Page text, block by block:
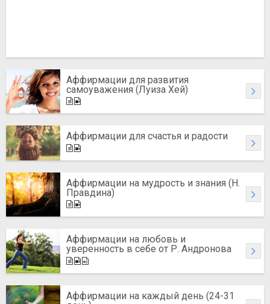
Аффирмации для развития
самоуважения (Луиза Хей)
Аффирмации для счастья и радости
Аффирмации на мудрость и знания (Н.
Правдина)
Аффирмации на любовь и
уверенность в себе от Р. Андронова
Аффирмации на каждый день (24-31